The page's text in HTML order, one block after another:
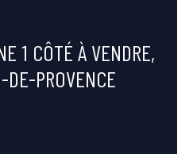
1 CÔTÉ À VENDRE,
PROVENCE